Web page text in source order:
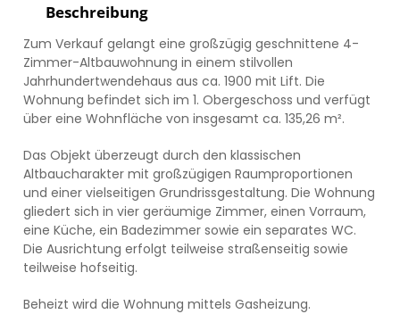
Beschreibung
Zum Verkauf gelangt eine großzügig geschnittene 4-
Zimmer-Altbauwohnung in einem stilvollen
Jahrhundertwendehaus aus ca. 1900 mit Lift. Die
Wohnung befindet sich im 1. Obergeschoss und verfügt
über eine Wohnfläche von insgesamt ca. 135,26 m².
Das Objekt überzeugt durch den klassischen
Altbaucharakter mit großzügigen Raumproportionen
und einer vielseitigen Grundrissgestaltung. Die Wohnung
gliedert sich in vier geräumige Zimmer, einen Vorraum,
eine Küche, ein Badezimmer sowie ein separates WC.
Die Ausrichtung erfolgt teilweise straßenseitig sowie
teilweise hofseitig.
Beheizt wird die Wohnung mittels Gasheizung.